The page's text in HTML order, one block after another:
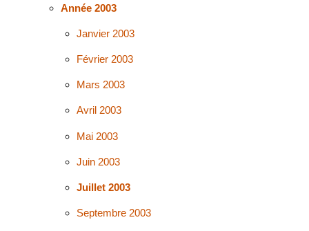
Année 2003
Janvier 2003
Février 2003
Mars 2003
Avril 2003
Mai 2003
Juin 2003
Juillet 2003
Septembre 2003